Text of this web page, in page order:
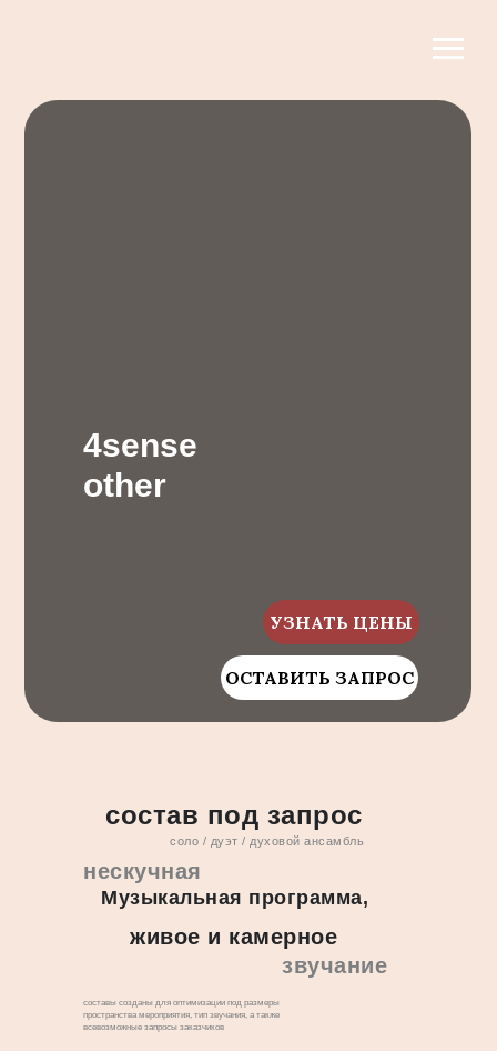
4sense
other
УЗНАТЬ ЦЕНЫ
ОСТАВИТЬ ЗАПРОС
составы созданы для оптимизации под размеры
пространства мероприятия, тип звучания, а также
всевозможные запросы заказчиков
живое и камерное
соло / дуэт / духовой ансамбль
нескучная
звучание
Музыкальная программа,
состав под запрос